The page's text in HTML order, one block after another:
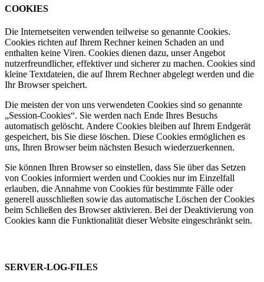
COOKIES
Die Internetseiten verwenden teilweise so genannte Cookies.
Cookies richten auf Ihrem Rechner keinen Schaden an und
enthalten keine Viren. Cookies dienen dazu, unser Angebot
nutzerfreundlicher, effektiver und sicherer zu machen. Cookies sind
kleine Textdateien, die auf Ihrem Rechner abgelegt werden und die
Ihr Browser speichert.
Die meisten der von uns verwendeten Cookies sind so genannte
„Session-Cookies“. Sie werden nach Ende Ihres Besuchs
automatisch gelöscht. Andere Cookies bleiben auf Ihrem Endgerät
gespeichert, bis Sie diese löschen. Diese Cookies ermöglichen es
uns, Ihren Browser beim nächsten Besuch wiederzuerkennen.
Sie können Ihren Browser so einstellen, dass Sie über das Setzen
von Cookies informiert werden und Cookies nur im Einzelfall
erlauben, die Annahme von Cookies für bestimmte Fälle oder
generell ausschließen sowie das automatische Löschen der Cookies
beim Schließen des Browser aktivieren. Bei der Deaktivierung von
Cookies kann die Funktionalität dieser Website eingeschränkt sein.
SERVER-LOG-FILES